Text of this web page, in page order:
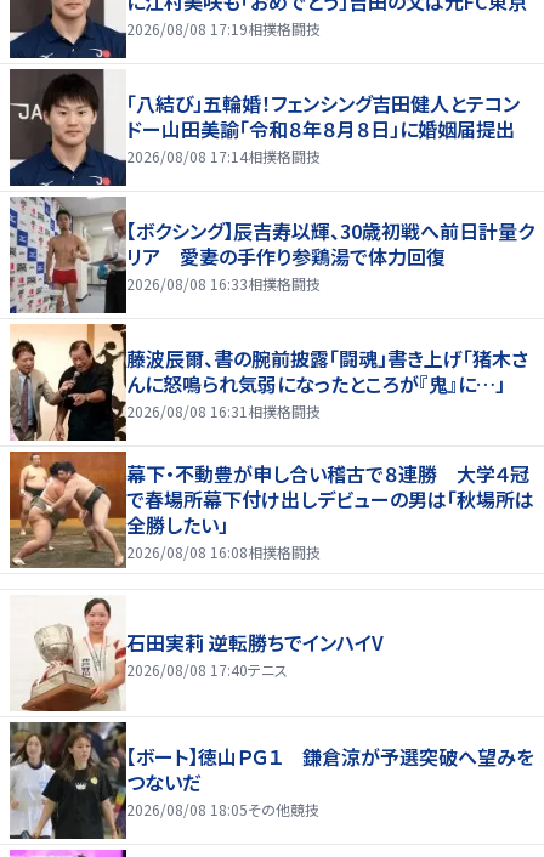
2026/08/08 17:19相撲格闘技
「八結び」五輪婚！フェンシング吉田健人とテコン
ドー山田美諭「令和８年８月８日」に婚姻届提出
2026/08/08 17:14相撲格闘技
【ボクシング】辰吉寿以輝、30歳初戦へ前日計量ク
リア 愛妻の手作り参鶏湯で体力回復
2026/08/08 16:33相撲格闘技
藤波辰爾、書の腕前披露「闘魂」書き上げ「猪木さ
んに怒鳴られ気弱になったところが『鬼』に…」
2026/08/08 16:31 相撲格闘技
幕下・不動豊が申し合い稽古で８連勝 大学４冠
で春場所幕下付け出しデビューの男は「秋場所は
全勝したい」
2026/08/08 16:08相撲格闘技
石田実莉 逆転勝ちでインハイV
2026/08/08 17:40テニス
【ボート】徳山ＰＧ１ 鎌倉涼が予選突破へ望みを
つないだ
2026/08/08 18:05その他競技